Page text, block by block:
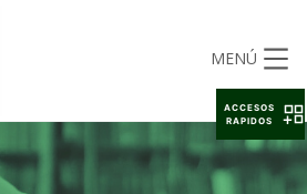
MENÚ
ACCESOS
RAPIDOS